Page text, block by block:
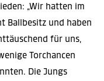
„Wir hatten im
Ballbesitz und haben
für uns,
Torchancen
Die Jungs